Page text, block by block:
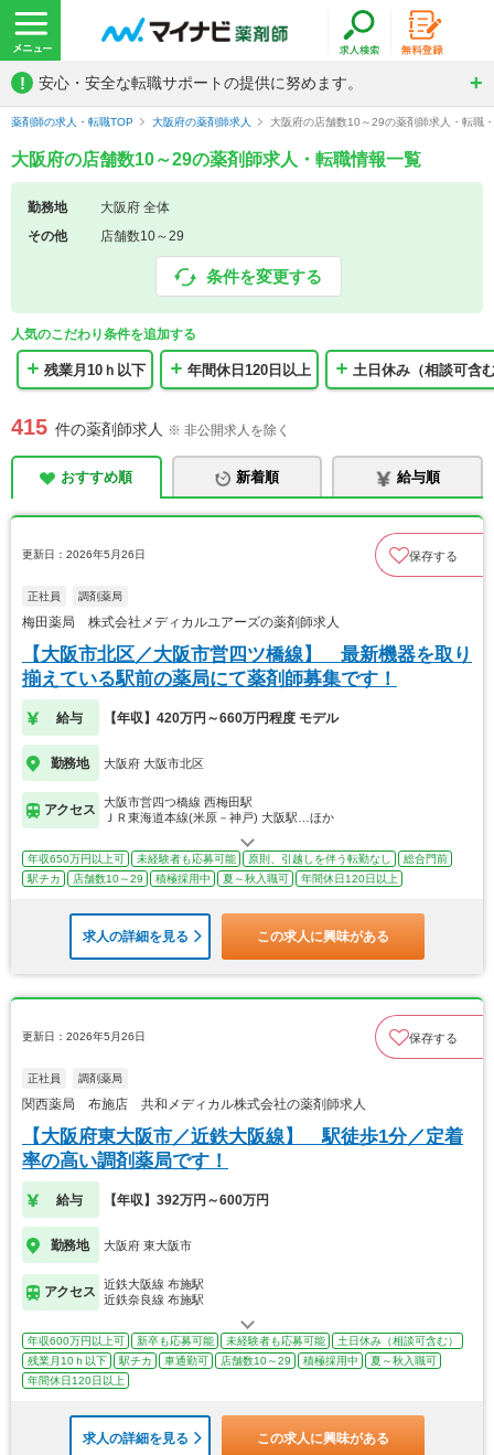
! 安心・安全な転職サポートの提供に努めます。
薬剤師の求人・転職TOP 大阪府の薬剤師求人 大阪府の店舗数10～29の薬剤師求人・転職
大阪府の店舗数10～29の薬剤師求人・転職情報一覧
勤務地
大阪府 全体
その他
店舗数10～29
条件を変更する
人気のこだわり条件を追加する
残業月10ｈ以下 年間休日120日以上 土日休み（相談可含
415 件の薬剤師求人 ※ 非公開求人を除く
おすすめ順 新着順 給与順
更新日：2026年5月26日 保存する
正社員 調剤薬局
梅田薬局 株式会社メディカルユアーズの薬剤師求人
【大阪市北区／大阪市営四ツ橋線】 最新機器を取り
揃えている駅前の薬局にて薬剤師募集です！
給与 【年収】420万円～660万円程度 モデル
勤務地 大阪府 大阪市北区
アクセス
大阪市営四つ橋線 西梅田駅
ＪＲ東海道本線(米原－神戸) 大阪駅…ほか
年収650万円以上可 未経験者も応募可能 原則、引越しを伴う転勤なし
総合門前
駅チカ
店舗数10～29 積極採用中 夏～秋入職可 年間休日120日以上
求人の詳細を見る この求人に興味がある
更新日：2026年5月26日 保存する
正社員 調剤薬局
関西薬局 布施店 共和メディカル株式会社の薬剤師求人
【大阪府東大阪市／近鉄大阪線】 駅徒歩1分／定着
率の高い調剤薬局です！
給与 【年収】392万円～600万円
勤務地 大阪府 東大阪市
アクセス
近鉄大阪線 布施駅
近鉄奈良線 布施駅
年収600万円以上可 新卒も応募可能 未経験者も応募可能
土日休み（相談可含む）
残業月10ｈ以下
駅チカ 車通勤可 店舗数10～29 積極採用中
夏～秋入職可
年間休日120日以上
求人の詳細を見る この求人に興味がある